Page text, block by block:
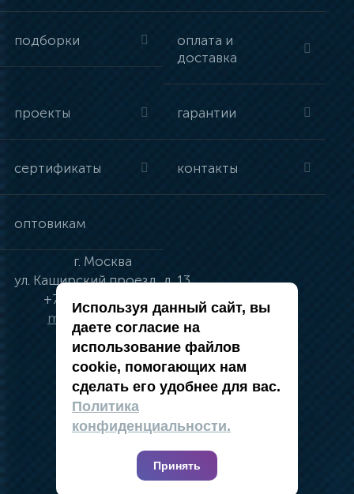
подборки
оплата и
доставка
проекты гарантии
сертификаты контакты
оптовикам
г. Москва
ул. Каширский проезд, д. 13
+7 (495) 134-41-83
moskva@vincci.ru
политика в отношении обработки
персональных данных
публичная оферта
карта сайта
2019 — 2026 @ Компания Vincci
Используя данный сайт, вы
даете согласие на
использование файлов
cookie, помогающих нам
сделать его удобнее для вас.
Политика
конфиденциальности.
Принять